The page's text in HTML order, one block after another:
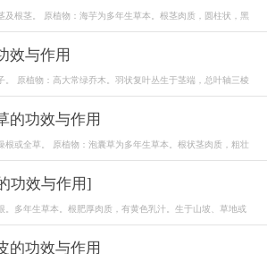
及根茎。 原植物：海芋为多年生草本。根茎肉质，圆柱状，黑
效与作用
。 原植物：高大常绿乔木。羽状复叶丛生于茎端，总叶轴三棱
的功效与作用
根或全草。 原植物：泡囊草为多年生草本。根状茎肉质，粗壮
功效与作用]
。多年生草本。根肥厚肉质，有黄色乳汁。生于山坡、草地或
的功效与作用